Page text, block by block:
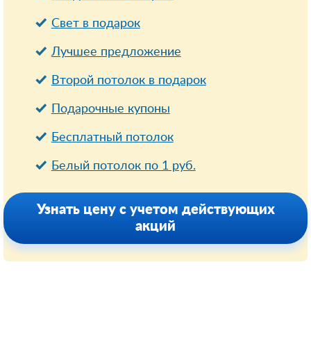
Свет в подарок
Лучшее предложение
Второй потолок в подарок
Подарочные купоны
Бесплатный потолок
Белый потолок по 1 руб.
Узнать цену с учетом действующих
акций